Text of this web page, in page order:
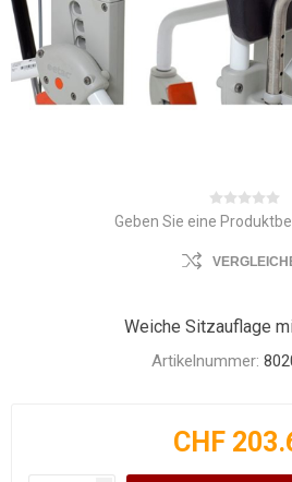
Geben Sie eine
Weiche Sitzauflage
Artikelnummer:
CHF